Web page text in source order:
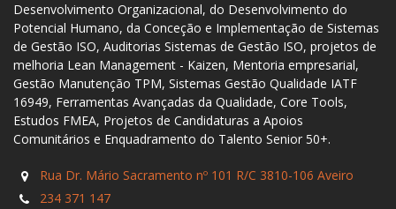
Desenvolvimento Organizacional, do Desenvolvimento do
Potencial Humano, da Conceção e Implementação de Sistemas
de Gestão ISO, Auditorias Sistemas de Gestão ISO, projetos de
melhoria Lean Management - Kaizen, Mentoria empresarial,
Gestão Manutenção TPM, Sistemas Gestão Qualidade IATF
16949, Ferramentas Avançadas da Qualidade, Core Tools,
Estudos FMEA, Projetos de Candidaturas a Apoios
Comunitários e Enquadramento do Talento Senior 50+.
Rua Dr. Mário Sacramento nº 101 R/C 3810-106 Aveiro
234 371 147